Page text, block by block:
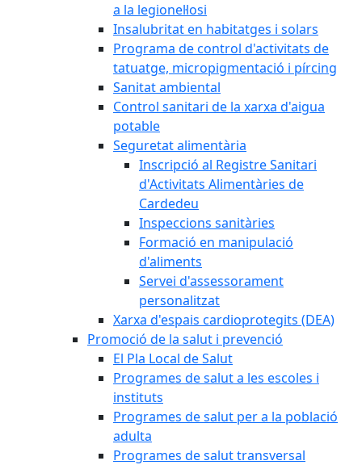
a la legionel·losi
Insalubritat en habitatges i solars
Programa de control d'activitats de
tatuatge, micropigmentació i pírcing
Sanitat ambiental
Control sanitari de la xarxa d'aigua
potable
Seguretat alimentària
Inscripció al Registre Sanitari
d'Activitats Alimentàries de
Cardedeu
Inspeccions sanitàries
Formació en manipulació
d'aliments
Servei d'assessorament
personalitzat
Xarxa d'espais cardioprotegits (DEA)
Promoció de la salut i prevenció
El Pla Local de Salut
Programes de salut a les escoles i
instituts
Programes de salut per a la població
adulta
Programes de salut transversal